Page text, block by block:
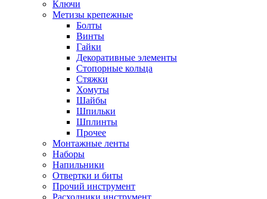
Ключи
Метизы крепежные
Болты
Винты
Гайки
Декоративные элементы
Стопорные кольца
Стяжки
Хомуты
Шайбы
Шпильки
Шплинты
Прочее
Монтажные ленты
Наборы
Напильники
Отвертки и биты
Прочий инструмент
Расходники инструмент